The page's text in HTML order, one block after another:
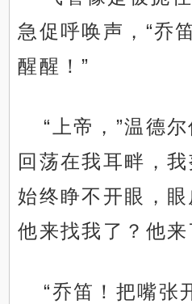
急促呼唤声，“
醒醒！”
“上帝，”温德
回荡在我耳畔，我
始终睁不开眼，眼
他来找我了？他来
“乔笛！把嘴张